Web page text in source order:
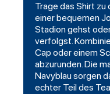
Trage das Shirt
einer bequemen
Stadion gehst
verfolgst.
Cap oder einem
abzurunden. Die
Navyblau sorgen
echter Teil des